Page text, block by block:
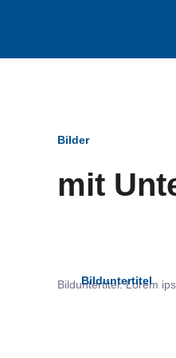
Bilder
mit
Bilduntertitel: Lorem
Bilduntertitel